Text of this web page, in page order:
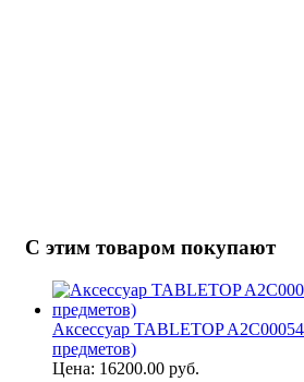
С этим товаром покупают
Аксессуар TABLETOP
предметов)
Цена: 16200.00 руб.